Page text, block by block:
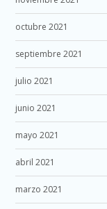
octubre 2021
septiembre 2021
julio 2021
junio 2021
mayo 2021
abril 2021
marzo 2021